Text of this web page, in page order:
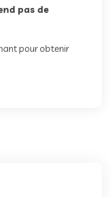
pas de
pour obtenir